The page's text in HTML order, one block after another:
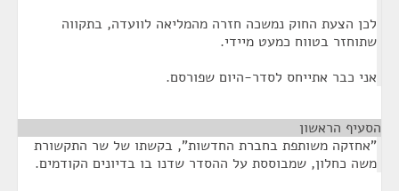
לכן הצעת החוק נמשכה חזרה מהמליאה לוועדה, בתקווה
שתוחזר בטווח כמעט מיידי.
אני כבר אתייחס לסדר-היום שפורסם.
הסעיף הראשון
"אחזקה משותפת בחברת החדשות", בקשתו של שר התקשורת
משה כחלון, שמבוססת על ההסדר שדנו בו בדיונים הקודמים.